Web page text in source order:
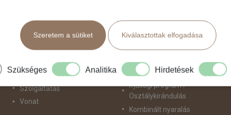
Fly & Drive
Hajó
repülő+busz
repülő+hajó
Repülővel
Szolgáltatás
Vonat
Egzotikus út
Fesztiválok
Golfút
Gyalogtúra
Hajóút
Ifjúsági program /
Osztálykirándulás
Kombinált nyaralás
Szeretem a sütiket Kiválasztottak elfogadása
Szükséges Analitika Hirdetések